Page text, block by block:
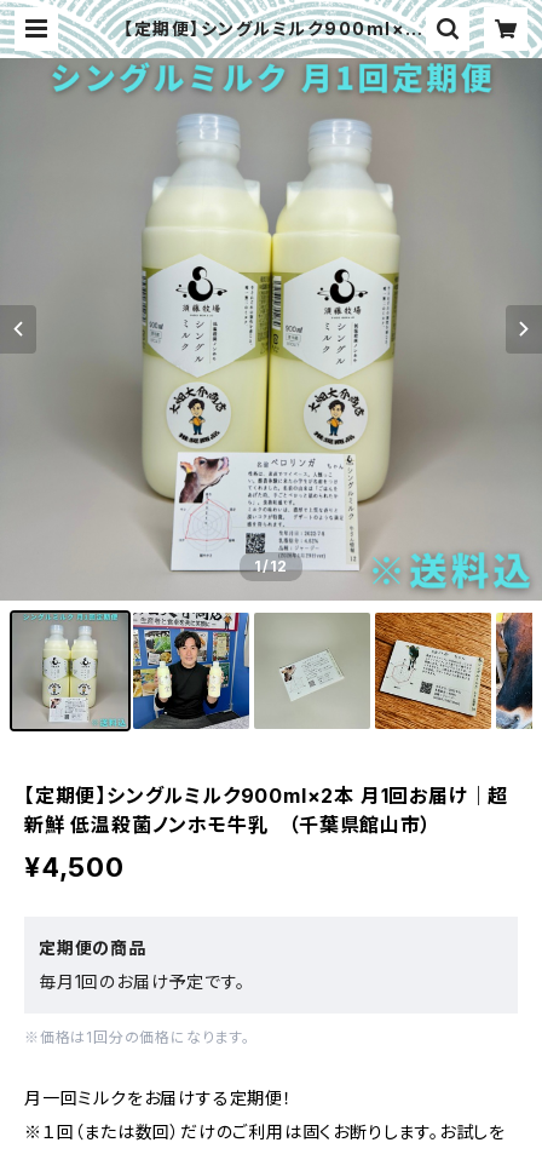
【定期便】シングルミルク900ml×2
本 月1回お届け｜超新鮮 低温殺菌ノ
ンホモ牛乳 （千葉県館山市） | 大畑
大介商店
1/12
【定期便】シングルミルク900ml×2本 月1回お届け｜超
新鮮 低温殺菌ノンホモ牛乳 （千葉県館山市）
¥4,500
定期便の商品
毎月1回のお届け予定です。
※価格は1回分の価格になります。
月一回ミルクをお届けする定期便！
※１回（または数回）だけのご利用は固くお断りします。お試しを